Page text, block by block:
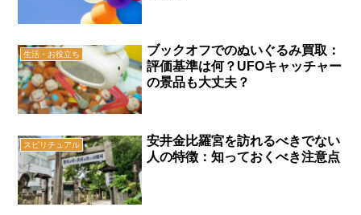
生活・お役立ち
ブックオフでのぬいぐるみ買取：
評価基準は何？UFOキャッチャー
の景品も大丈夫？
スピリチュアル
安井金比羅宮を訪れるべきでない
人の特徴：知っておくべき注意点